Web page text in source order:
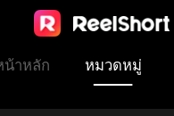
น้าหลัก หมวดหมู่